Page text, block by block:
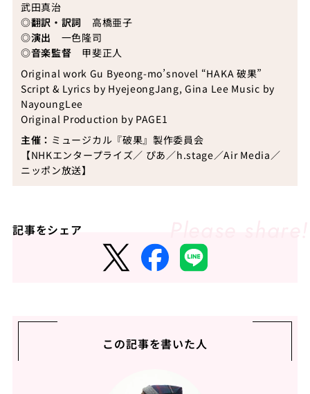
武田真治
◎翻訳・訳詞
高橋亜子
◎演出
一色隆司
◎音楽監督 甲斐正人
Original work Gu Byeong-mo’snovel “HAKA 破果”
Script & Lyrics by HyejeongJang, Gina Lee Music by
NayoungLee
Original Production by PAGE1
主催： ミュージカル『破果』製作委員会
【NHKエンタープライズ／ ぴあ／h.stage／Air Media／
ニッポン放送】
記事をシェア
この記事を書いた人